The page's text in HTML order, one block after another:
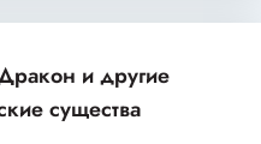
и другие
существа